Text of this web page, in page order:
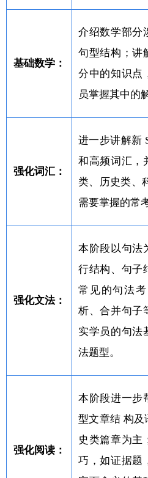
基础数学：
介绍数学部分
句型结构；讲
分中的知识点
员掌握其中的
强化词汇：
进一步讲解新
和高频词汇，
类、历史类、
需要掌握的常
强化文法：
本阶段以句法
行结构、句子
常见的句法
析、合并句子
实学员的句法
法题型。
强化阅读：
本阶段进一步
型文章结 构
史类篇章为主
巧，如证据题